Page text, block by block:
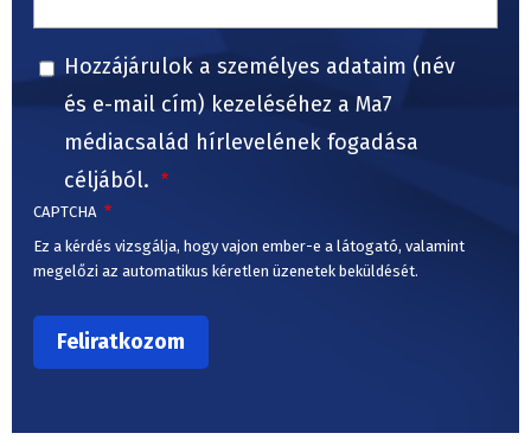
Hozzájárulok a személyes adataim (név
és e-mail cím) kezeléséhez a Ma7
médiacsalád hírlevelének fogadása
céljából.
CAPTCHA
Ez a kérdés vizsgálja, hogy vajon ember-e a látogató, valamint
megelőzi az automatikus kéretlen üzenetek beküldését.